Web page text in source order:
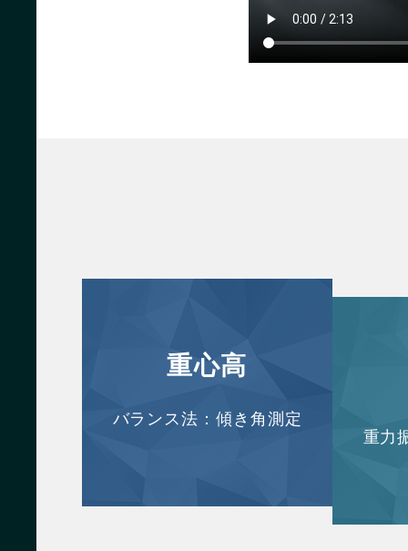
重心高
バランス法：傾き角測定
重力